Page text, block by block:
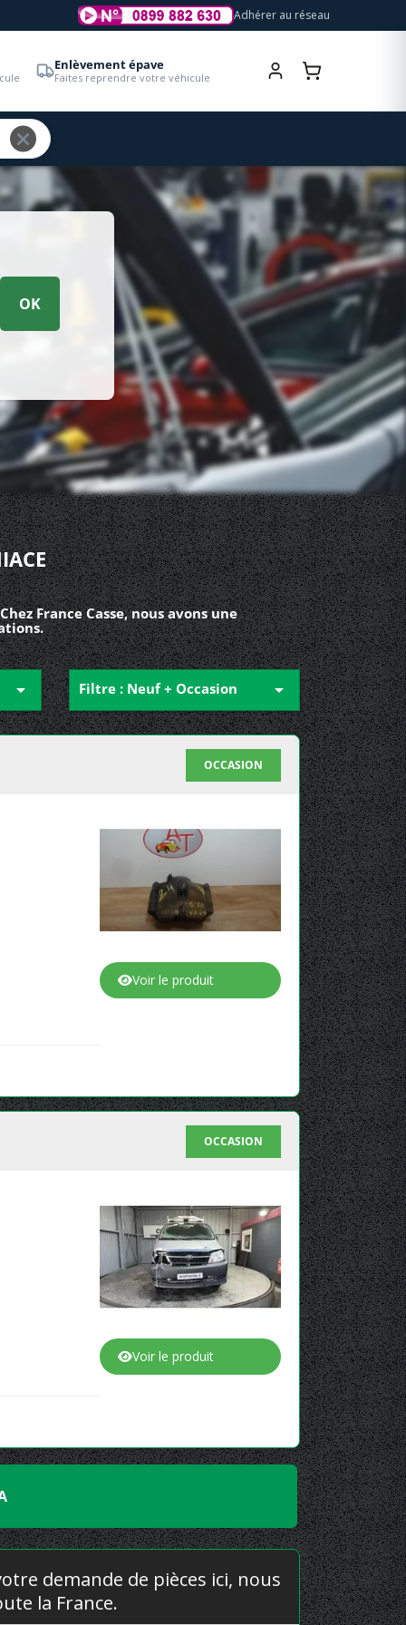
Adhérer au réseau
Enlèvement épave
Faites reprendre votre véhicule
OK
France Casse, nous avons une
 Filtre : Neuf + Occasion 
OCCASION
Voir le produit
OCCASION
Voir le produit
demande de pièces ici, nous
la France.